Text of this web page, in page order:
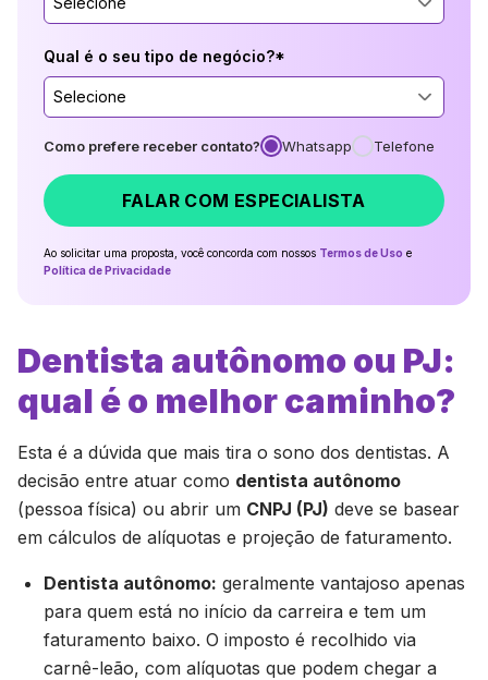
Qual é o seu tipo de negócio?*
Selecione
Como prefere receber contato? Whatsapp Telefone
FALAR COM ESPECIALISTA
Ao solicitar uma proposta, você concorda com nossos Termos de Uso e
Política de Privacidade
Dentista autônomo ou PJ:
qual é o melhor caminho?
Esta é a dúvida que mais tira o sono dos dentistas. A
decisão entre atuar como dentista autônomo
(pessoa física) ou abrir um CNPJ (PJ) deve se basear
em cálculos de alíquotas e projeção de faturamento.
Dentista autônomo: geralmente vantajoso apenas
para quem está no início da carreira e tem um
faturamento baixo. O imposto é recolhido via
carnê-leão, com alíquotas que podem chegar a